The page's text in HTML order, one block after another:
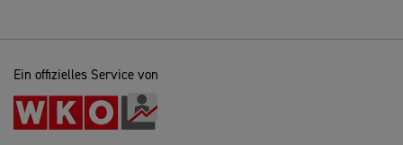
Ein offizielles Service von